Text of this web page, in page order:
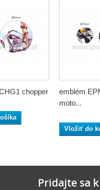
chopper
emblém
moto...
Vložiť do
Pridajte sa